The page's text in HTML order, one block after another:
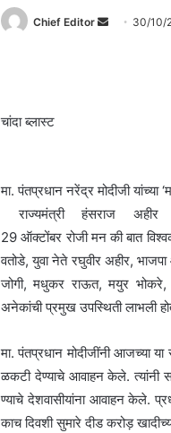
Chief Editor
a
i
l
30/10/
चांदा ब्लास्ट
मा. पंतप्रधान नरेंद्र मोदीजी यांच्या
राज्यमंत्री हंसराज अहीर
29 ऑक्टोंबर रोजी मन की बात
वतोडे, युवा नेते रघुवीर अहीर,
जोगी, मधुकर राऊत, मयुर भोकरे,
अनेकांची प्रमुख उपस्थिती लाभली
मा. पंतप्रधान मोदीजींनी आजच्या
ळकटी देण्याचे आवाहन केले. त्यांनी
ण्याचे देशवासीयांना आवाहन केले.
काच दिवशी सुमारे दीड करोड़